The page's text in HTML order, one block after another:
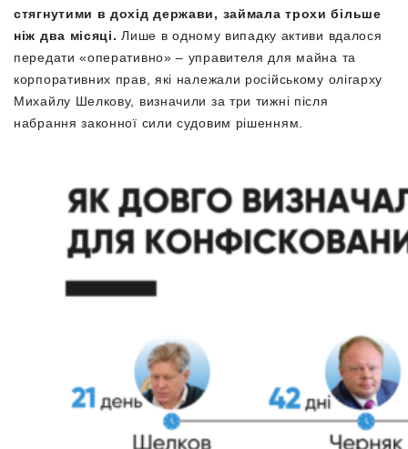
стягнутими в дохід держави, займала трохи більше
ніж два місяці.Лише в одному випадку активи вдалося
передати «оперативно» – управителя для майна та
корпоративних прав, які належали російському олігарху
Михайлу Шелкову, визначили за три тижні після
набрання законної сили судовим рішенням.